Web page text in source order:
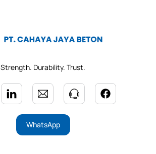
Strength. Durability. Trust.
WhatsApp